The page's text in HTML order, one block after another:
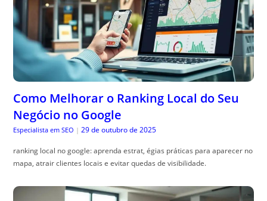
Como Melhorar o Ranking Local do Seu
Negócio no Google
Especialista em SEO | 29 de outubro de 2025
ranking local no google: aprenda estrat, égias práticas para aparecer no
mapa, atrair clientes locais e evitar quedas de visibilidade.